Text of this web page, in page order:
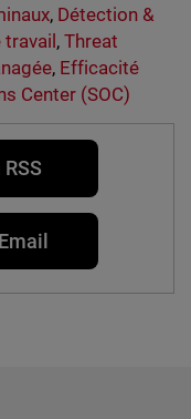
, Détection &
,Threat
, Efficacité
Center (SOC)